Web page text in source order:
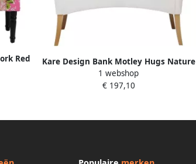
Red
Kare Design Bank Motley Hugs Nature
1 webshop
€ 197,10